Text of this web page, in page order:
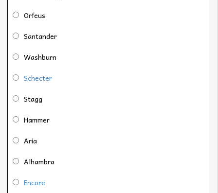
Orfeus
Santander
Washburn
Schecter
Stagg
Hammer
Aria
Alhambra
Encore